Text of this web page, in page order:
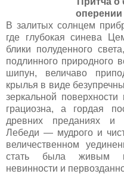
оперении
В залитых солнцем
где глубокая синева
блики полуденного
подлинного природного
шипун, величаво
крылья в виде
зеркальной
грациозна, а гордая
древних преданиях и
Лебеди — мудрого и
величественном
стать была живым
невинности и